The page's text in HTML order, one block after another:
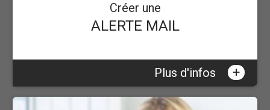
Créer une
ALERTE MAIL
Plus d'infos +